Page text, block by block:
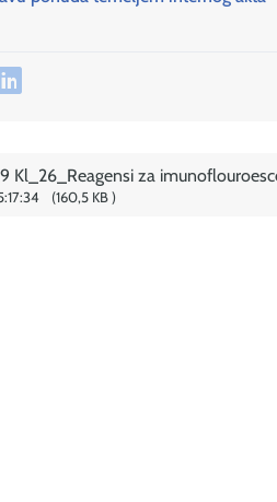
Kl_26_Reagensi za
160,5 KB